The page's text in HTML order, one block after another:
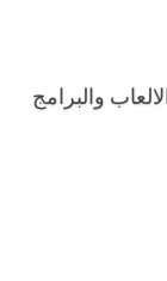
والبرامج